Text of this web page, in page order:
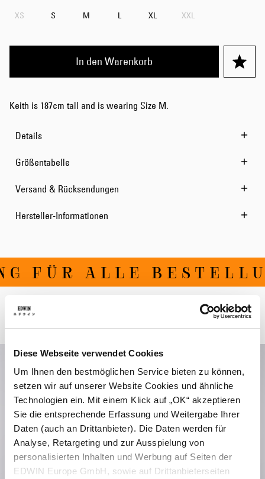
Diese Webseite verwendet Cookies
Um Ihnen den bestmöglichen Service bieten zu können,
setzen wir auf unserer Website Cookies und ähnliche
Technologien ein. Mit einem Klick auf „OK“ akzeptieren
Sie die entsprechende Erfassung und Weitergabe Ihrer
Daten (auch an Drittanbieter). Die Daten werden für
Analyse, Retargeting und zur Ausspielung von
personalisierten Inhalten und Werbung auf Seiten der
EDWIN Europe GmbH, sowie auf Drittanbieterseiten
XS S M L XL XXL
In den Warenkorb
Keith is 187cm tall and is wearing Size M.
Details
Größentabelle
Versand & Rücksendungen
Hersteller-Informationen
FÜR ALLE
Verwandte Artikel